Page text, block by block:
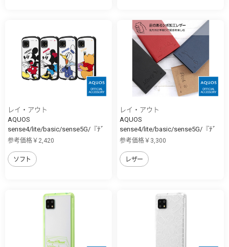
レイ・アウト
AQUOS
sense4/lite/basic/sense5G/『ﾃﾞ
ｨ...
参考価格￥2,420
ソフト
レイ・アウト
AQUOS
sense4/lite/basic/sense5G/『ﾃﾞ
ｨ...
参考価格￥3,300
レザー